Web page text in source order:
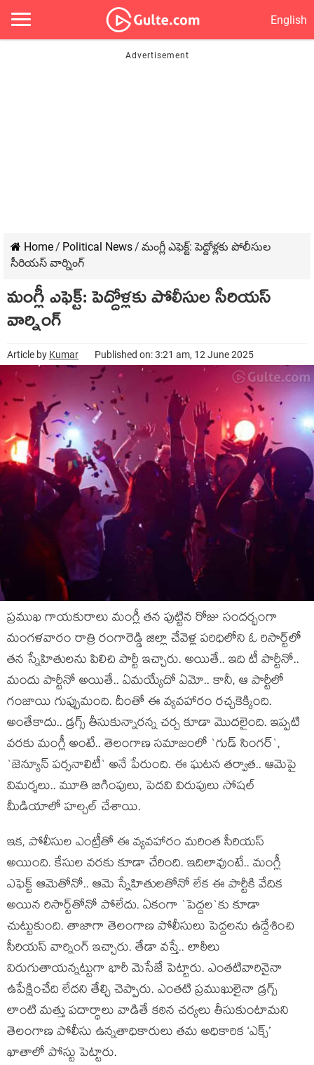
English
Home/ Political News/ మంగ్లీ ఎఫెక్ట్‌: పెద్దోళ్ల‌కు పోలీసుల
సీరియ‌స్ వార్నింగ్‌
మంగ్లీ ఎఫెక్ట్‌: పెద్దోళ్ల‌కు పోలీసుల సీరియ‌స్
వార్నింగ్‌
Article by Kumar Published on: 3:21 am, 12 June 2025
ప్ర‌ముఖ గాయ‌కురాలు మంగ్లీ త‌న పుట్టిన రోజు సంద‌ర్భంగా
మంగ‌ళ‌వారం రాత్రి రంగారెడ్డి జిల్లా చేవెళ్ల ప‌రిధిలోని ఓ రిసార్ట్‌లో
త‌న స్నేహితుల‌ను పిలిచి పార్టీ ఇచ్చారు. అయితే.. ఇది టీ పార్టీనో..
మందు పార్టీనో అయితే.. ఏమ‌య్యేదో ఏమో.. కానీ, ఆ పార్టీలో
గంజాయి గుప్పుమంది. దీంతో ఈ వ్య‌వ‌హారం రచ్చ‌కెక్కింది.
అంతేకాదు.. డ్ర‌గ్స్ తీసుకున్నార‌న్న చ‌ర్చ కూడా మొదలైంది. ఇప్ప‌టి
వ‌ర‌కు మంగ్లీ అంటే.. తెలంగాణ స‌మాజంలో `గుడ్ సింగ‌ర్‌`,
`జెన్యూన్ ప‌ర్స‌నాలిటీ` అనే పేరుంది. ఈ ఘ‌ట‌న త‌ర్వాత‌.. ఆమెపై
విమ‌ర్శ‌లు.. మూతి బిగింపులు, పెద‌వి విరుపులు సోష‌ల్
మీడియాలో హ‌ల్చ‌ల్ చేశాయి.
ఇక‌, పోలీసుల ఎంట్రీతో ఈ వ్య‌వ‌హారం మ‌రింత సీరియ‌స్
అయింది. కేసుల వ‌ర‌కు కూడా చేరింది. ఇదిలావుంటే.. మంగ్లీ
ఎఫెక్ట్ ఆమెతోనో.. ఆమె స్నేహితుల‌తోనో లేక ఈ పార్టీకి వేదిక
అయిన రిసార్ట్‌తోనో పోలేదు. ఏకంగా `పెద్ద‌ల‌`కు కూడా
చుట్టుకుంది. తాజాగా తెలంగాణ పోలీసులు పెద్ద‌ల‌ను ఉద్దేశించి
సీరియ‌స్ వార్నింగ్ ఇచ్చారు. తేడా వ‌స్తే.. లాఠీలు
విరుగుతాయ‌న్న‌ట్టుగా భారీ మెసేజే పెట్టారు. ఎంత‌టివారినైనా
ఉపేక్షించేది లేద‌ని తేల్చి చెప్పారు. ఎంతటి ప్రముఖులైనా డ్రగ్స్‌
లాంటి మత్తు పదార్థాలు వాడితే కఠిన చర్యలు తీసుకుంటామని
తెలంగాణ పోలీసు ఉన్న‌తాధికారులు తమ అధికారిక‌ ‘ఎక్స్‌’
ఖాతాలో పోస్టు పెట్టారు.